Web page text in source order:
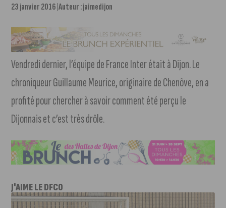
23 janvier 2016 Auteur :jaimedijon
Vendredi dernier, l’équipe de France Inter était à Dijon. Le
chroniqueur Guillaume Meurice, originaire de Chenôve, en a
profité pour chercher à savoir comment été perçu le
Dijonnais et c’est très drôle.
J'AIME LE DFCO